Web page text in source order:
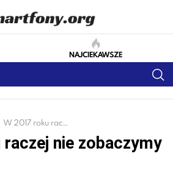
NAJCIEKAWSZE
W 2017 roku raczej nie zobaczymy iPhone SE
nie zobaczymy